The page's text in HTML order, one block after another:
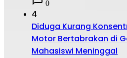
0
4
Diduga Kurang
Motor Bertabrakan di
Mahasiswi Meninggal